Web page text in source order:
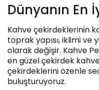
Dünyanın En
Kahve çekirdeklerinin
toprak yapısı, iklimi ve
olarak değişir. Kahve
en güzel çekirdek
çekirdeklerini özenle
buluşturuyoruz.